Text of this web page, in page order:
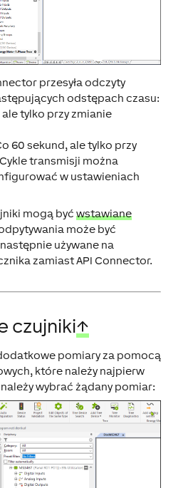
przesyła odczyty
odstępach czasu:
tylko przy zmianie
60 sekund, ale tylko przy
transmisji można
w ustawieniach
mogą być wstawiane
może być
używane na
zamiast API Connector.
czujniki↑
pomiary za pomocą
które należy najpierw
wybrać żądany pomiar: